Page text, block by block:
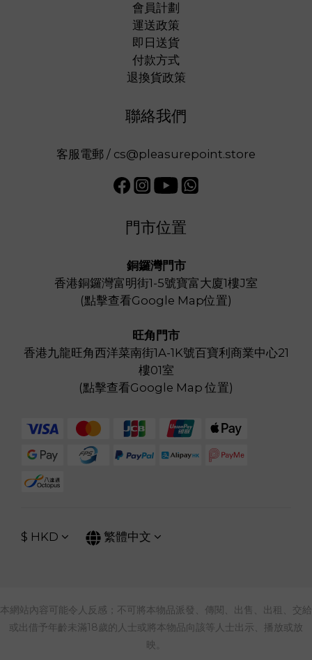
會員計劃
運送政策
即日送貨
付款方式
退換貨政策
聯絡我們
客服電郵 / cs@pleasurepoint.store
門市位置
銅鑼灣門市
香港銅鑼灣富明街1-5號寶富大廈1樓J室
(點擊查看Google Map位置)
旺角門市
香港九龍旺角西洋菜南街1A-1K號百寶利商業中心21
樓01室
(點擊查看Google Map 位置)
$ HKD 繁體中文
本網站內容可能令人反感；不可將本物品派發、傳閱、出售、出租、交給
或出借予年齡未滿18歲的人士或將本物品向該等人士出示、播放或放
映。